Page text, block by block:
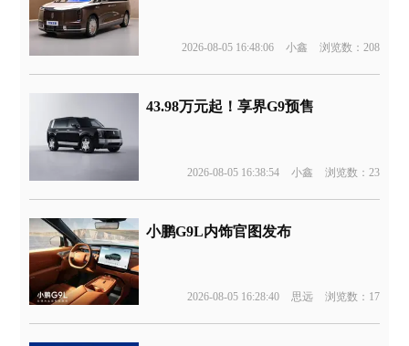
2026-08-05 16:48:06 小鑫 浏览数：208
43.98万元起！享界G9预售
2026-08-05 16:38:54 小鑫 浏览数：23
小鹏G9L内饰官图发布
2026-08-05 16:28:40 思远 浏览数：17